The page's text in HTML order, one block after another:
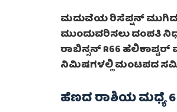
ಮದುವೆಯ ರಿಸೆಪ್ಷನ್
ಮುಂದುವರಿಸಲು ದಂಪತಿ
ರಾಬಿನ್ಸನ್ R66
ನಿಮಿಷಗಳಲ್ಲಿ ಮಂಟಪದ
ಹೆಣದ ರಾಶಿಯ ಮಧ್ಯೆ